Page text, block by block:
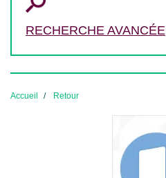
RECHERCHE AVANCÉE
Accueil Retour